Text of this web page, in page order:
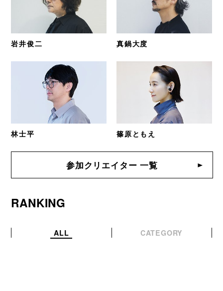
岩井俊二 真鍋大度
林士平 篠原ともえ
参加クリエイター 一覧
RANKING
ALL CATEGORY